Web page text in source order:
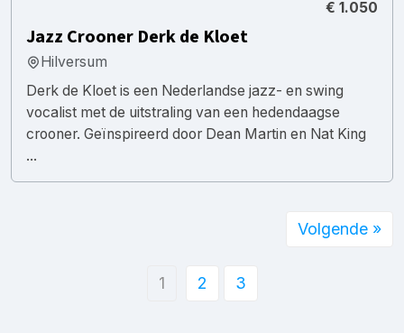
€ 1.050
Jazz Crooner Derk de Kloet
Hilversum
Derk de Kloet is een Nederlandse jazz- en swing
vocalist met de uitstraling van een hedendaagse
crooner. Geïnspireerd door Dean Martin en Nat King
...
1 2 3
Volgende »